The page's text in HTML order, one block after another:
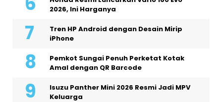
2026, Ini Harganya
Tren HP Android dengan Desain Mirip
iPhone
Pemkot Sungai Penuh Perketat Kotak
Amal dengan QR Barcode
Isuzu Panther Mini 2026 Resmi Jadi MPV
Keluarga